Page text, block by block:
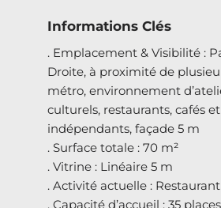
Informations Clés
. Emplacement & Visibilité :
Droite, à proximité de
métro, environnement
culturels, restaurants, cafés
indépendants, façade 5 m
. Surface totale : 70 m²
. Vitrine : Linéaire 5 m
. Activité actuelle :
. Capacité d’accueil : 35